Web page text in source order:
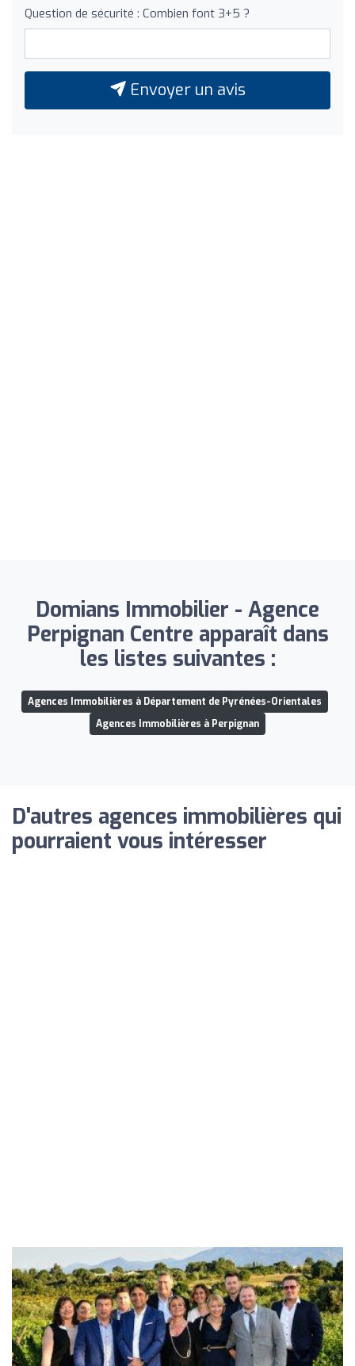
Question de sécurité : Combien font 3+5 ?
Envoyer un avis
Domians Immobilier - Agence
Perpignan Centre apparaît dans
les listes suivantes :
Agences Immobilières à Département de Pyrénées-Orientales
Agences Immobilières à Perpignan
D'autres agences immobilières qui
pourraient vous intéresser